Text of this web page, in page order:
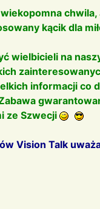
wiekopomna
kącik dla
wielbicieli na
informacji co
ze Szwecji
Vision Talk